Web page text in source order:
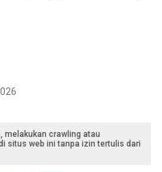
melakukan crawling atau
situs web ini tanpa izin tertulis dari